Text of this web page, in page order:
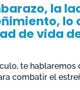
la
lo
de vida
te
combatir el